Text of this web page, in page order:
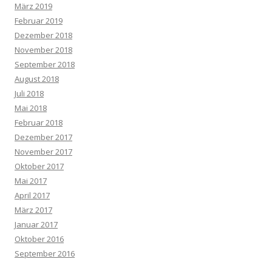
März 2019
Februar 2019
Dezember 2018
November 2018
September 2018
August 2018
Juli 2018
Mai 2018
Februar 2018
Dezember 2017
November 2017
Oktober 2017
Mai 2017
April 2017
März 2017
Januar 2017
Oktober 2016
September 2016